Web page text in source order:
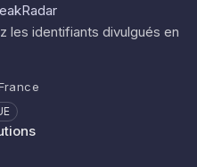
les identifiants divulgués en